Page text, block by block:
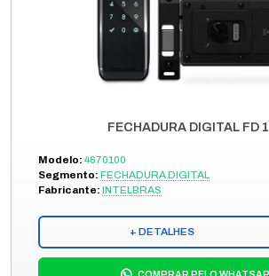
FECHADURA DIGITAL FD
Modelo: 4670100
Segmento: FECHADURA DIGITAL
Fabricante: INTELBRAS
+ DETALHES